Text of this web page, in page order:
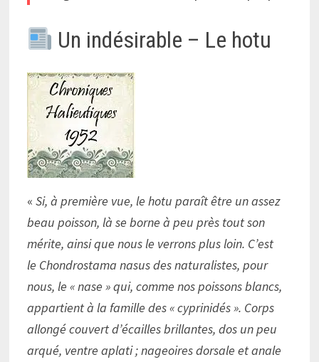
Un indésirable – Le hotu
« Si, à première vue, le hotu paraît être un assez
beau poisson, là se borne à peu près tout son
mérite, ainsi que nous le verrons plus loin. C’est
le Chondrostama nasus des naturalistes, pour
nous, le « nase » qui, comme nos poissons blancs,
appartient à la famille des « cyprinidés ». Corps
allongé couvert d’écailles brillantes, dos un peu
arqué, ventre aplati ; nageoires dorsale et anale